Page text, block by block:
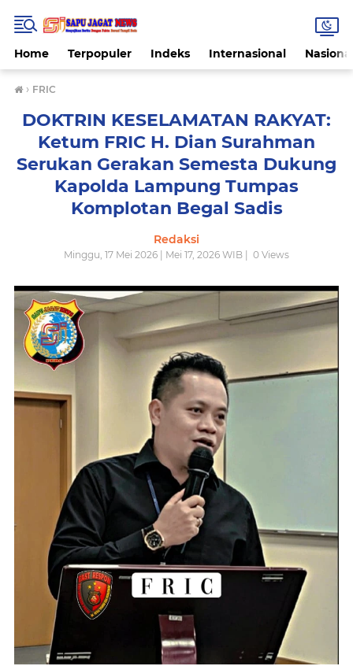
Home Terpopuler Indeks Internasional
› FRIC
DOKTRIN KESELAMATAN RAKYAT:
Ketum FRIC H. Dian Surahman
Serukan Gerakan Semesta Dukung
Kapolda Lampung Tumpas
Komplotan Begal Sadis
Redaksi
Minggu, 17 Mei 2026 | Mei 17, 2026 WIB | 0 Views